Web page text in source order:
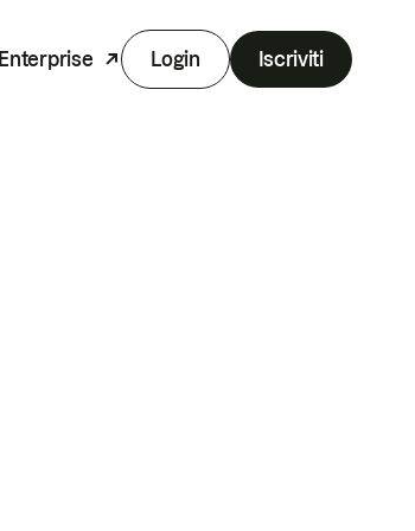
Enterprise Login Iscriviti